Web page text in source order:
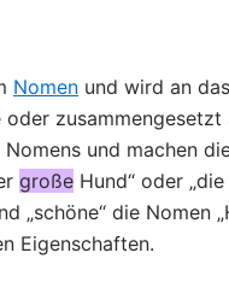
Nomen und wird an
zusammengesetzt
und machen
große Hund“ oder „die
„schöne“ die Nomen
Eigenschaften.